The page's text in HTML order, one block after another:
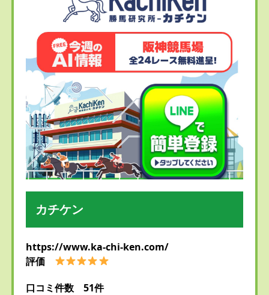
カチケン
https://www.ka-chi-ken.com/
評価
口コミ件数 51件